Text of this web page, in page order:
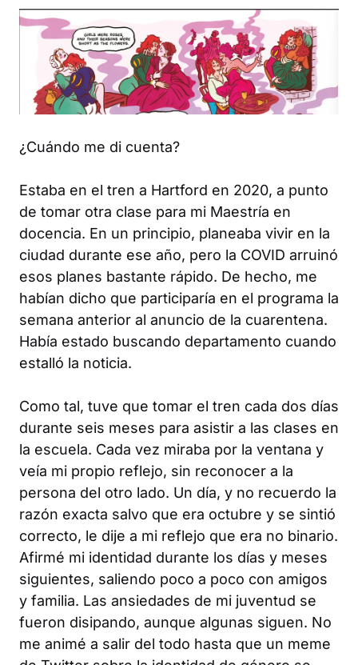
¿Cuándo me di cuenta?
Estaba en el tren a Hartford en 2020, a punto
de tomar otra clase para mi Maestría en
docencia. En un principio, planeaba vivir en la
ciudad durante ese año, pero la COVID arruinó
esos planes bastante rápido. De hecho, me
habían dicho que participaría en el programa la
semana anterior al anuncio de la cuarentena.
Había estado buscando departamento cuando
estalló la noticia.
Como tal, tuve que tomar el tren cada dos días
durante seis meses para asistir a las clases en
la escuela. Cada vez miraba por la ventana y
veía mi propio reflejo, sin reconocer a la
persona del otro lado. Un día, y no recuerdo la
razón exacta salvo que era octubre y se sintió
correcto, le dije a mi reflejo que era no binario.
Afirmé mi identidad durante los días y meses
siguientes, saliendo poco a poco con amigos
y familia. Las ansiedades de mi juventud se
fueron disipando, aunque algunas siguen. No
me animé a salir del todo hasta que un meme